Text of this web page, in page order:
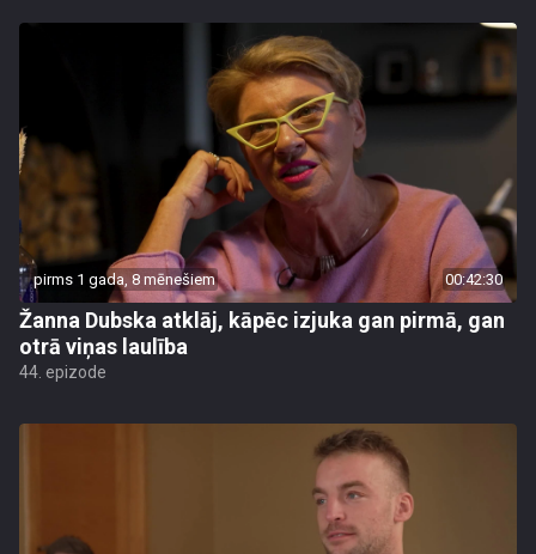
pirms 1 gada, 8 mēnešiem 00:42:30
Žanna Dubska atklāj, kāpēc izjuka gan pirmā, gan
otrā viņas laulība
44. epizode